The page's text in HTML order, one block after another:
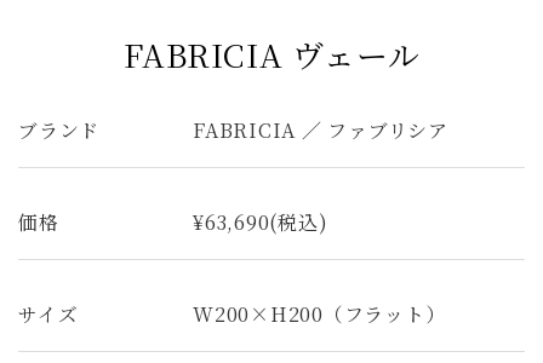
FABRICIA ヴェール
ブランド FABRICIA ／ ファブリシア
価格 ¥63,690(税込)
サイズ W200×H200（フラット）